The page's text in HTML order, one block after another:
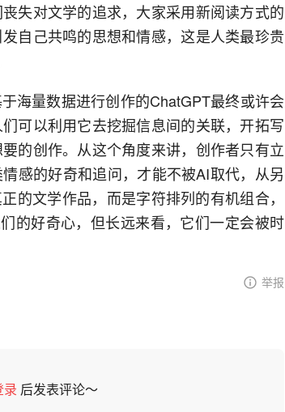
失对文学的追求，大家采用新阅读方式的
自己共鸣的思想和情感，这是人类最珍贵
海量数据进行创作的ChatGPT最终或许会
可以利用它去挖掘信息间的关联，开拓写
的创作。从这个角度来讲，创作者只有立
感的好奇和追问，才能不被AI取代，从另
的文学作品，而是字符排列的有机组合，
的好奇心，但长远来看，它们一定会被时
举报
录 后发表评论～